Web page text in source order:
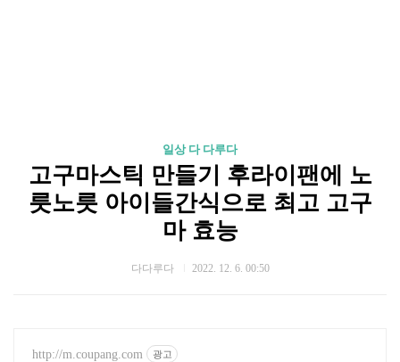
일상 다 다루다
고구마스틱 만들기 후라이팬에 노
릇노릇 아이들간식으로 최고 고구
마 효능
다다루다 2022. 12. 6. 00:50
http://m.coupang.com 광고